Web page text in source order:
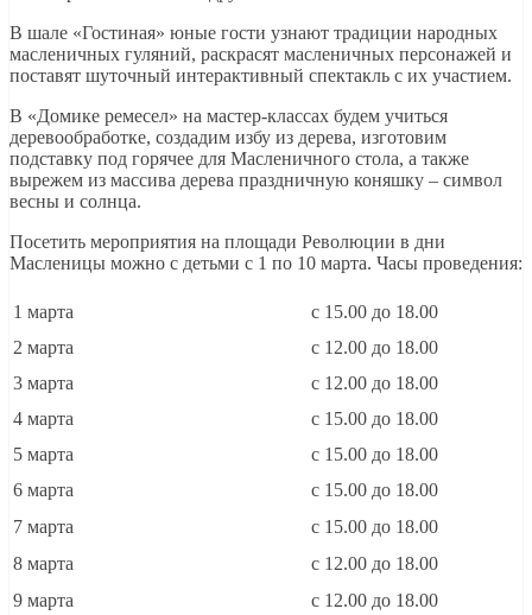
В шале «Гостиная» юные гости узнают традиции народных
масленичных гуляний, раскрасят масленичных персонажей и
поставят шуточный интерактивный спектакль с их участием.
В «Домике ремесел» на мастер-классах будем учиться
деревообработке, создадим избу из дерева, изготовим
подставку под горячее для Масленичного стола, а также
вырежем из массива дерева праздничную коняшку – символ
весны и солнца.
Посетить мероприятия на площади Революции в дни
Масленицы можно с детьми с 1 по 10 марта. Часы проведения:
1 марта
с 15.00 до 18.00
2 марта
с 12.00 до 18.00
3 марта
с 12.00 до 18.00
4 марта
с 15.00 до 18.00
5 марта
с 15.00 до 18.00
6 марта
с 15.00 до 18.00
7 марта
с 15.00 до 18.00
8 марта
с 12.00 до 18.00
9 марта
с 12.00 до 18.00